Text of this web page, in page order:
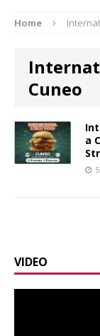
Home
Cuneo
a
VIDEO